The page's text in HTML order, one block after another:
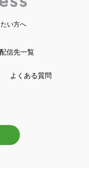
い方へ
配信先一覧
よくある質問